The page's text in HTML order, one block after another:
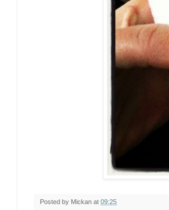
Posted by Mickan at 09:25